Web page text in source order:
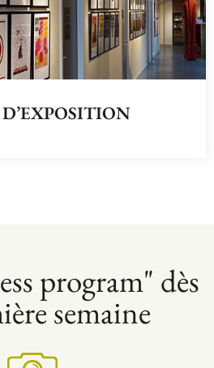
D’EXPOSITION
program" dès
semaine